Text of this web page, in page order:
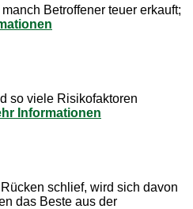
Betroffener teuer erkauft;
so viele Risikofaktoren
Informationen
schlief, wird sich davon
das Beste aus der